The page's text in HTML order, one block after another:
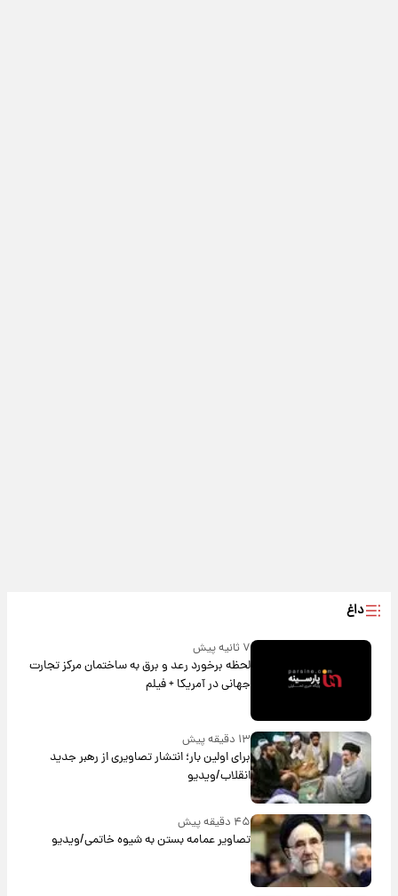
داغ
۷ ثانیه پیش
لحظه برخورد رعد و برق به ساختمان مرکز تجارت
جهانی در آمریکا + فیلم
۱۳ دقیقه پیش
برای اولین بار؛ انتشار تصاویری از رهبر جدید
انقلاب/ویدیو
۴۵ دقیقه پیش
تصاویر عمامه بستن به شیوه خاتمی/ویدیو